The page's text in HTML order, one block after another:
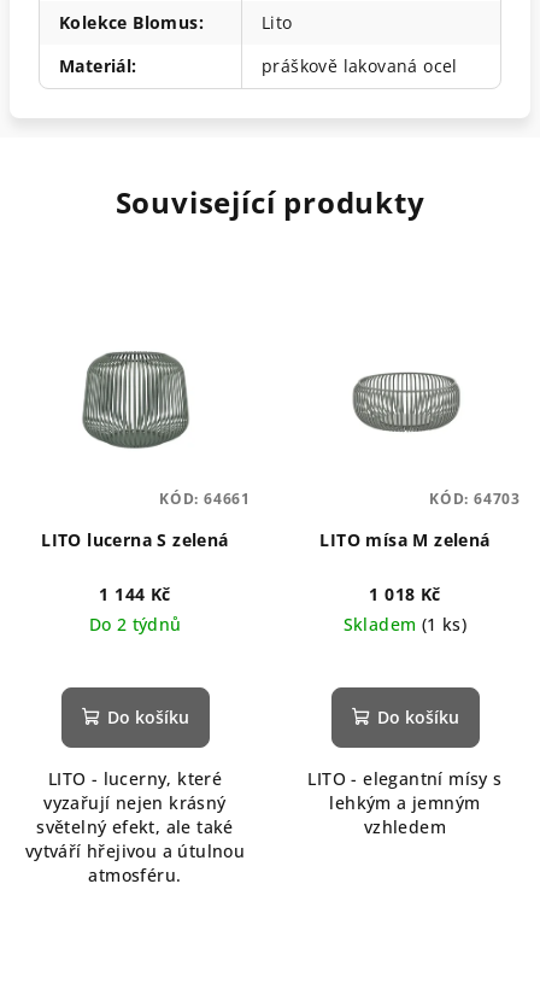
Kolekce Blomus:
Lito
Materiál: práškově lakovaná ocel
Související produkty
LITO lucerna S zelená
1 144 Kč
Do 2 týdnů
Do košíku
LITO - lucerny, které
vyzařují nejen krásný
světelný efekt, ale také
vytváří hřejivou a útulnou
atmosféru.
KÓD: 64661
LITO mísa M zelená
1 018 Kč
Skladem (1 ks)
Do košíku
LITO - elegantní mísy s
lehkým a jemným
vzhledem
KÓD: 64703